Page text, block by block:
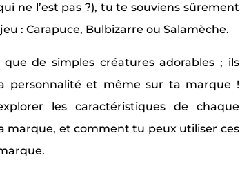
ne l’est pas ?), tu te souviens sûrement
: Carapuce, Bulbizarre ou Salamèche.
de simples créatures adorables ; ils
personnalité et même sur ta marque !
les caractéristiques de chaque
marque, et comment tu peux utiliser ces